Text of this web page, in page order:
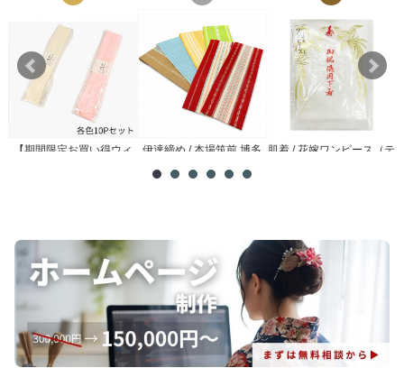
【期間限定お買い得ウィ
伊達締め / 本場筑前 博多
肌着 / 花嫁ワンピース（テ